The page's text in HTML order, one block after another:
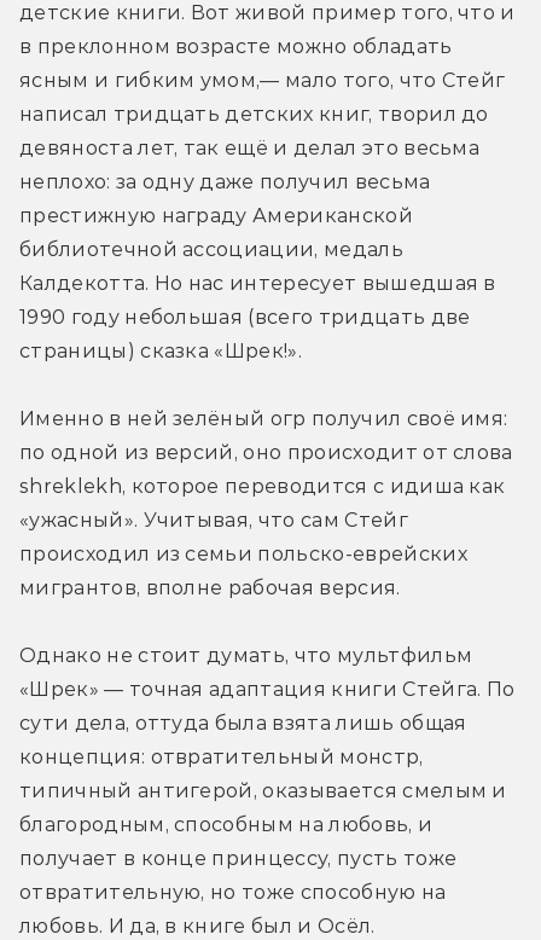
детские книги. Вот живой пример того, что и
в преклонном возрасте можно обладать
ясным и гибким умом,— мало того, что Стейг
написал тридцать детских книг, творил до
девяноста лет, так ещё и делал это весьма
неплохо: за одну даже получил весьма
престижную награду Американской
библиотечной ассоциации, медаль
Калдекотта. Но нас интересует вышедшая в
1990 году небольшая (всего тридцать две
страницы) сказка «Шрек!».
Именно в ней зелёный огр получил своё имя:
по одной из версий, оно происходит от слова
shreklekh, которое переводится с идиша как
«ужасный». Учитывая, что сам Стейг
происходил из семьи польско-еврейских
мигрантов, вполне рабочая версия.
Однако не стоит думать, что мультфильм
«Шрек» — точная адаптация книги Стейга. По
сути дела, оттуда была взята лишь общая
концепция: отвратительный монстр,
типичный антигерой, оказывается смелым и
благородным, способным на любовь, и
получает в конце принцессу, пусть тоже
отвратительную, но тоже способную на
любовь. И да, в книге был и Осёл.